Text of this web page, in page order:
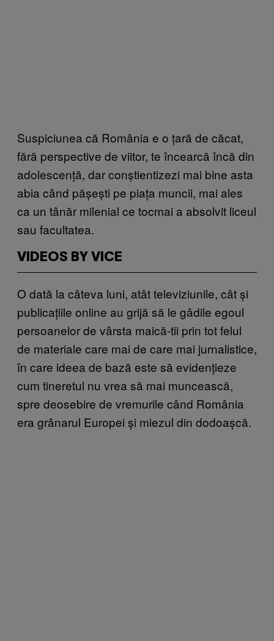
Suspiciunea că România e o țară de căcat,
fără perspective de viitor, te încearcă încă din
adolescență, dar conștientizezi mai bine asta
abia când pășești pe piața muncii, mai ales
ca un tânăr milenial ce tocmai a absolvit liceul
sau facultatea.
VIDEOS BY VICE
O dată la câteva luni, atât televiziunile, cât și
publicațiile online au grijă să le gâdile egoul
persoanelor de vârsta maică-tii prin tot felul
de materiale care mai de care mai jurnalistice,
în care ideea de bază este să evidențieze
cum tineretul nu vrea să mai muncească,
spre deosebire de vremurile când România
era grânarul Europei și miezul din dodoașcă.